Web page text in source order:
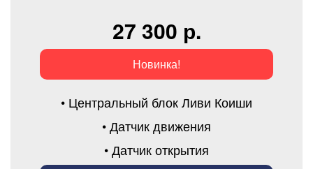
27 300 р.
Новинка!
• Центральный блок Ливи Коиши
• Датчик движения
• Датчик открытия